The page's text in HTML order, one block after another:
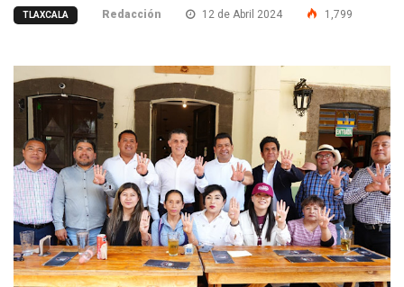
TLAXCALA Redacción 12 de Abril 2024 1,799